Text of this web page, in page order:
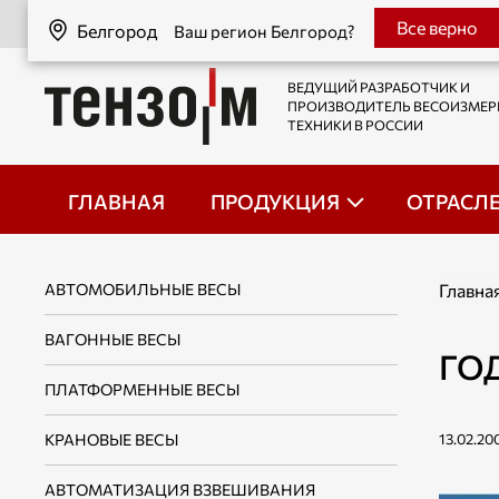
Белгород Ваш регион Белгород?
Белгород Все верно
ВЕДУЩИЙ РАЗРАБОТЧИК И
ПРОИЗВОДИТЕЛЬ
ТЕХНИКИ В РОССИИ
ГЛАВНАЯ ПРОДУКЦИЯ
АВТОМОБИЛЬНЫЕ ВЕСЫ
ВАГОННЫЕ ВЕСЫ
ПЛАТФОРМЕННЫЕ ВЕСЫ
КРАНОВЫЕ ВЕСЫ
АВТОМАТИЗАЦИЯ ВЗВЕШИВАНИЯ